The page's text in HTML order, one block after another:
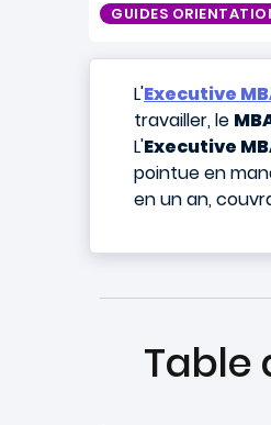
GUIDES
L'Executive
travailler, le
L'Executive
pointue en
en un an,
Table